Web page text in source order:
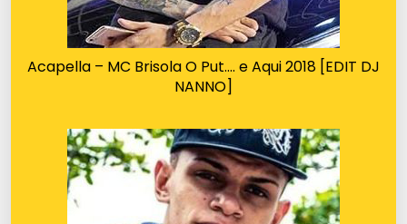
Acapella – MC Brisola O Put…. e Aqui 2018 [EDIT DJ
NANNO]